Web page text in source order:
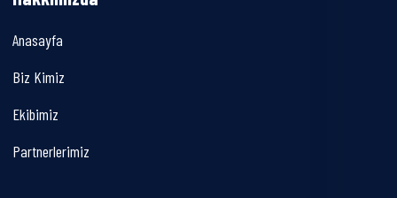
Anasayfa
Biz Kimiz
Ekibimiz
Partnerlerimiz